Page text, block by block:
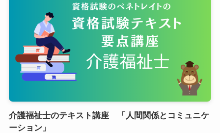
介護福祉士のテキスト講座 「人間関係とコミュニケ
ーション」